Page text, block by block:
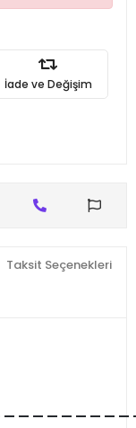
İade ve Değişim
Taksit Seçenekleri